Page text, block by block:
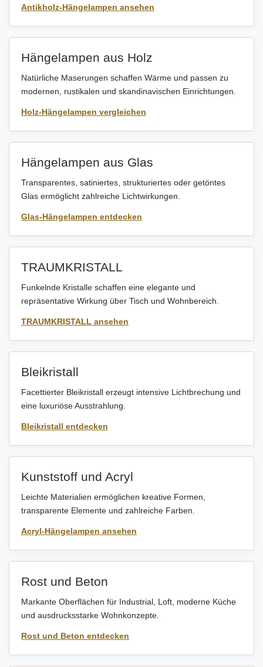
Antikholz-Hängelampen ansehen
Hängelampen aus Holz
Natürliche Maserungen schaffen Wärme und passen zu
modernen, rustikalen und skandinavischen Einrichtungen.
Holz-Hängelampen vergleichen
Hängelampen aus Glas
Transparentes, satiniertes, strukturiertes oder getöntes
Glas ermöglicht zahlreiche Lichtwirkungen.
Glas-Hängelampen entdecken
TRAUMKRISTALL
Funkelnde Kristalle schaffen eine elegante und
repräsentative Wirkung über Tisch und Wohnbereich.
TRAUMKRISTALL ansehen
Bleikristall
Facettierter Bleikristall erzeugt intensive Lichtbrechung und
eine luxuriöse Ausstrahlung.
Bleikristall entdecken
Kunststoff und Acryl
Leichte Materialien ermöglichen kreative Formen,
transparente Elemente und zahlreiche Farben.
Acryl-Hängelampen ansehen
Rost und Beton
Markante Oberflächen für Industrial, Loft, moderne Küche
und ausdrucksstarke Wohnkonzepte.
Rost und Beton entdecken